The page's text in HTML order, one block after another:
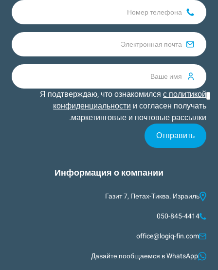
Я подтверждаю, что ознакомилсяс политикой
конфиденциальностии согласен получать
маркетинговые и почтовые рассылки.
Информация о компании
Газит 7, Петах-Тиква. Израиль
050-845-4414
office@logiq-fin.com
Давайте пообщаемся в WhatsApp